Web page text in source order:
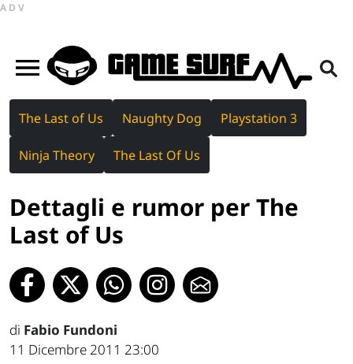
ADV
The Last of Us Naughty Dog Playstation 3
Ninja Theory The Last Of Us
Dettagli e rumor per The
Last of Us
di Fabio Fundoni
11 Dicembre 2011 23:00